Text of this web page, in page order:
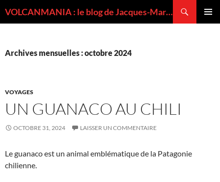
VOLCANMANIA : le blog de Jacques-Marie BARDINTZEFF, volcanologue
Archives mensuelles : octobre 2024
VOYAGES
UN GUANACO AU CHILI
OCTOBRE 31, 2024 LAISSER UN COMMENTAIRE
Le guanaco est un animal emblématique de la Patagonie
chilienne.